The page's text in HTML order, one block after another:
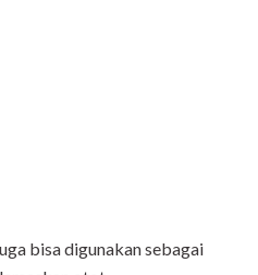
bisa digunakan sebagai